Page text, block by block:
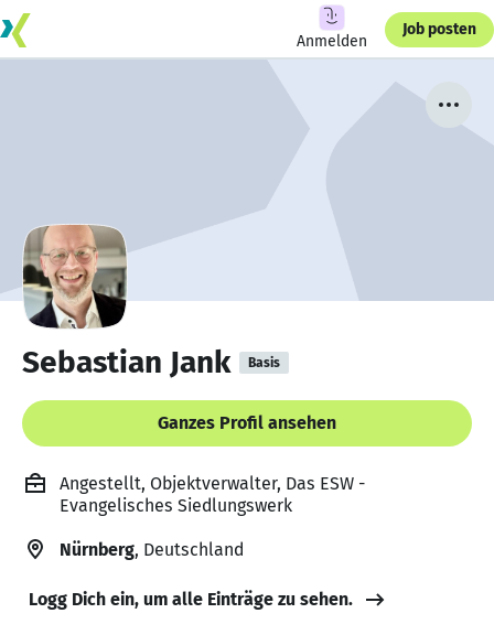
Anmelden
Job posten
Sebastian Jank Basis
Ganzes Profil ansehen
Angestellt, Objektverwalter, Das ESW -
Evangelisches Siedlungswerk
Nürnberg, Deutschland
Logg Dich ein, um alle Einträge zu sehen.